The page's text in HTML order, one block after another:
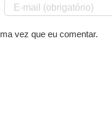
vez que eu comentar.